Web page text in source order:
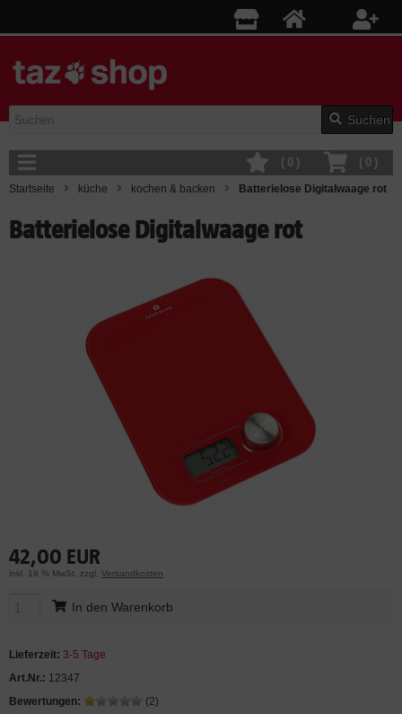
Suchen
( 0 )
( 0 )
Startseite küche kochen & backen Batterielose Digitalwaage rot
Batterielose Digitalwaage rot
42,00 EUR
inkl. 19 % MwSt. zzgl. Versandkosten
In den Warenkorb
Lieferzeit: 3-5 Tage
Art.Nr.: 12347
Bewertungen:
(2)